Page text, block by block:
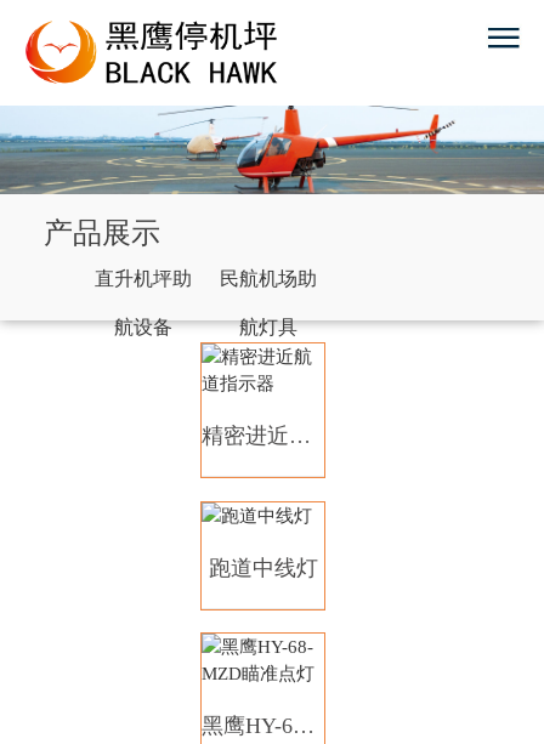
产品展示
直升机坪助
航设备
民航机场助
航灯具
精密进近航道指示器
跑道中线灯
黑鹰HY-68-MZD瞄准点灯